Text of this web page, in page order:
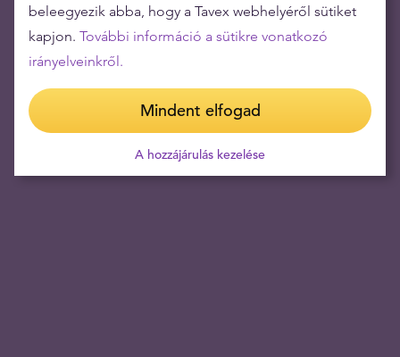
beleegyezik abba, hogy a Tavex webhelyéről sütiket
kapjon. További információ a sütikre vonatkozó
irányelveinkről.
Mindent elfogad
A hozzájárulás kezelése